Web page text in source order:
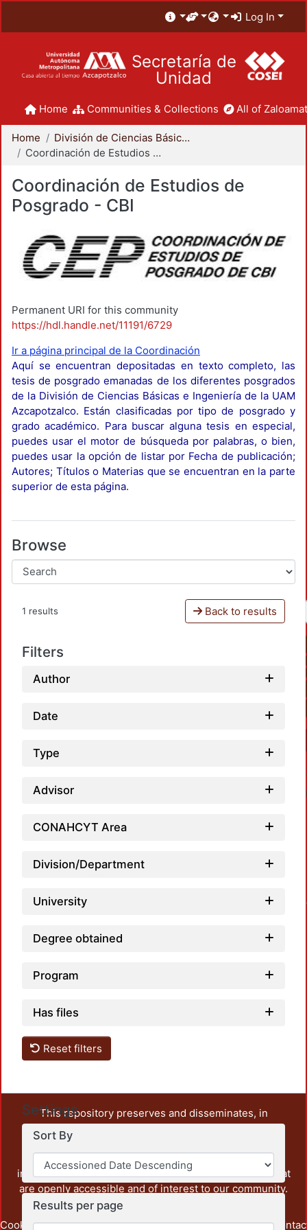
Log In
Secretaría de
Unidad
Home Communities & Collections All of
Home
División de Ciencias Básicas e Ingeniería
Coordinación de Estudios de Posgrado - CBI
Coordinación de Estudios de
Posgrado - CBI
Permanent URI for this community
https://hdl.handle.net/11191/6729
Ir a página principal de la Coordinación
Aquí se encuentran depositadas en texto completo, las
tesis de posgrado emanadas de los diferentes posgrados
de la División de Ciencias Básicas e Ingeniería de la UAM
Azcapotzalco. Están clasificadas por tipo de posgrado y
grado académico. Para buscar alguna tesis en especial,
puedes usar el motor de búsqueda por palabras, o bien,
puedes usar la opción de listar por Fecha de publicación;
Autores; Títulos o Materias que se encuentran en la parte
superior de esta página.
Browse
1 results Back to results
Filters
Author
Date
Type
Advisor
CONAHCYT Area
Division/Department
University
Degree obtained
Program
Has files
Reset filters
Settings
Sort By
Results per page
This repository preserves and disseminates, in
unrestricted open access, the teaching and research
output of UAM Azcapotzalco. It also includes some
administrative and graphic documents from the
institution, as well as content from other institutions that
are openly accessible and of interest to our community.
Cookie Privacy End User Send